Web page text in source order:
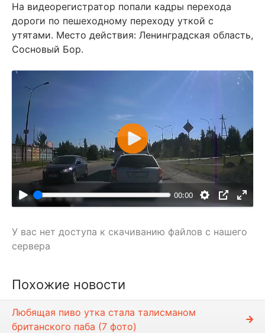
На видеорегистратор попали кадры перехода
дороги по пешеходному переходу уткой с
утятами. Место действия: Ленинградская область,
Сосновый Бор.
00:00
В
о
с
п
р
и
т
и
У вас нет доступа к скачиванию файлов с нашего
сервера
Похожие новости
Любящая пиво утка стала талисманом
британского паба (7 фото)